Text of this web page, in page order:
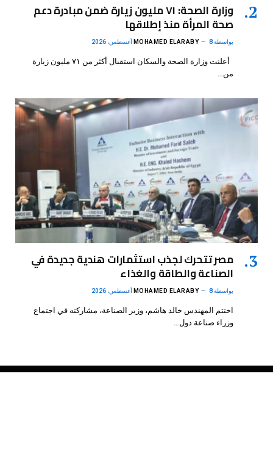
وزارة الصحة: ٧١ مليون زيارة ضمن مبادرة دعم
صحة المرأة منذ إطلاقها
بواسطة MOHAMED ELARABY 8 أغسطس، 2026
أعلنت وزارة الصحة والسكان استقبال أكثر من ٧١ مليون زيارة
من…
مصر تتحرك لجذب استثمارات هندية جديدة في
الصناعة والطاقة والغذاء
بواسطة MOHAMED ELARABY 8 أغسطس، 2026
اختتم المهندس خالد هاشم، وزير الصناعة، مشاركته في اجتماع
وزراء صناعة دول…